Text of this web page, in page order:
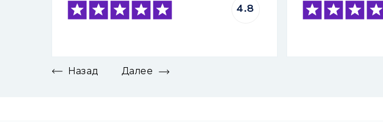
4.8
Назад Далее